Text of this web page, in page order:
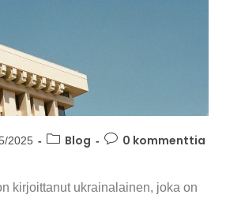
2025 Blog 0 kommenttia
kirjoittanut ukrainalainen, joka on